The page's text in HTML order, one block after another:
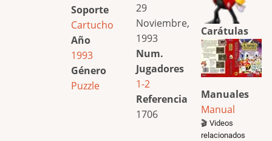
Soporte
Cartucho
Año
1993
Género
Puzzle
29
Noviembre,
1993
Num.
Jugadores
1-2
Referencia
1706
Carátulas
Manuales
Manual
🎬 Videos
relacionados